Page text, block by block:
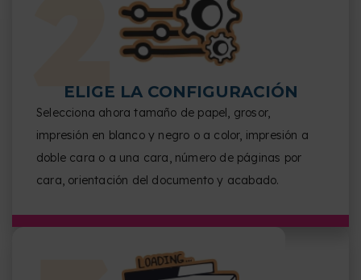
ELIGE LA CONFIGURACIÓN
Selecciona ahora tamaño de papel, grosor,
impresión en blanco y negro o a color, impresión a
doble cara o a una cara, número de páginas por
cara, orientación del documento y acabado.